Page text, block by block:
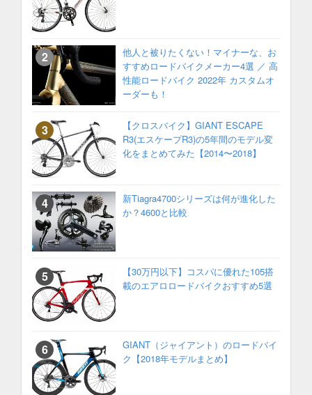
他人と被りたくない！マイナーな、お
すすめロードバイクメーカー4選 ／ 高
性能ロードバイク 2022年 カスタムオ
ーダーも！
【クロスバイク】GIANT ESCAPE
R3(エスケープR3)の5年間のモデル変
化をまとめてみた【2014〜2018】
新Tiagra4700シリーズは何が進化した
か？4600と比較
【30万円以下】コスパに優れた105搭
載のエアロロードバイクおすすめ5選
GIANT（ジャイアント）のロードバイ
ク【2018年モデルまとめ】